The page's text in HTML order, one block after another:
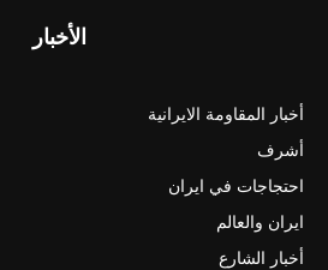
الأخبار
أخبار المقاومة الايرانية
أشرف
احتجاجات في ايران
ايران والعالم
أخبار الشارع